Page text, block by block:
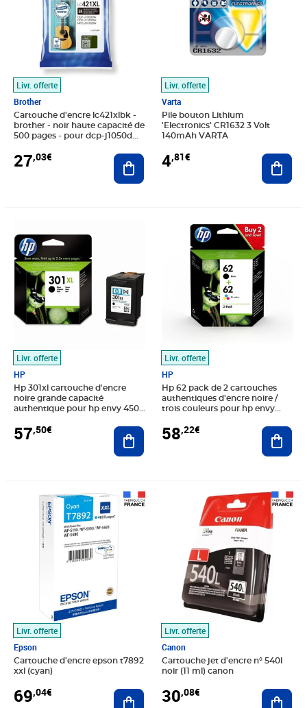
Livr. offerte
Brother
Cartouche d'encre lc421xlbk -
brother - noir haute capacité de
500 pages - pour dcp-j1050dw
27,03€ Ajouter au panier
Livr. offerte
Varta
Pile bouton Lithium
'Electronics' CR1632 3 Volt
140mAh VARTA
4,81€
Livr. offerte
HP
Hp 301xl cartouche d'encre
noire grande capacité
authentique pour hp envy 4505
1050/1512/2548/3057a (ch563ee)
57,50€ Ajouter au panier
Livr. offerte
HP
Hp 62 pack de 2 cartouches
authentiques d'encre noire /
trois couleurs pour hp envy
58,22€
Prix 58,22€
Livr. offerte
Epson
Cartouche d'encre epson t7892
xxl (cyan)
69,04€
Prix 69,04€
Ajouter au panier
Livr. offerte
Canon
Cartouche jet d'encre n° 540l
noir (11 ml) canon
30,08€
Prix 30,08€